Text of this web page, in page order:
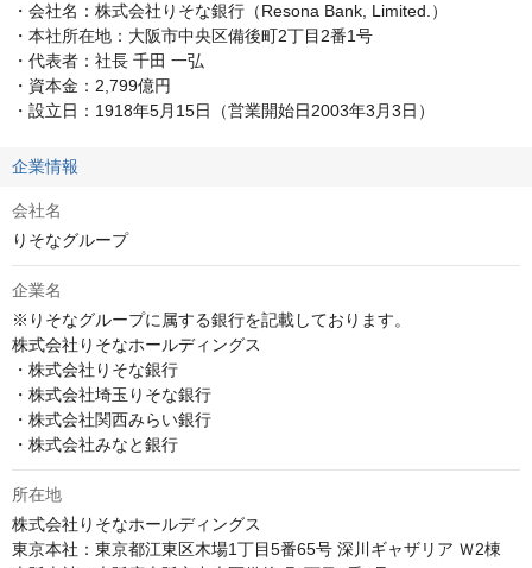
・会社名：株式会社りそな銀行（Resona Bank, Limited.）
・本社所在地：大阪市中央区備後町2丁目2番1号
・代表者：社長 千田 一弘
・資本金：2,799億円
・設立日：1918年5月15日（営業開始日2003年3月3日）
企業情報
会社名
りそなグループ
企業名
※りそなグループに属する銀行を記載しております。
株式会社りそなホールディングス
・株式会社りそな銀行
・株式会社埼玉りそな銀行
・株式会社関西みらい銀行
・株式会社みなと銀行
所在地
株式会社りそなホールディングス
東京本社：東京都江東区木場1丁目5番65号 深川ギャザリア Ｗ2棟